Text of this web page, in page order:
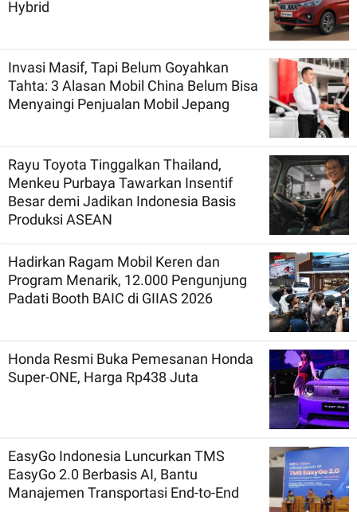
Hybrid
Invasi Masif, Tapi Belum Goyahkan
Tahta: 3 Alasan Mobil China Belum Bisa
Menyaingi Penjualan Mobil Jepang
Rayu Toyota Tinggalkan Thailand,
Menkeu Purbaya Tawarkan Insentif
Besar demi Jadikan Indonesia Basis
Produksi ASEAN
Hadirkan Ragam Mobil Keren dan
Program Menarik, 12.000 Pengunjung
Padati Booth BAIC di GIIAS 2026
Honda Resmi Buka Pemesanan Honda
Super-ONE, Harga Rp438 Juta
EasyGo Indonesia Luncurkan TMS
EasyGo 2.0 Berbasis AI, Bantu
Manajemen Transportasi End-to-End